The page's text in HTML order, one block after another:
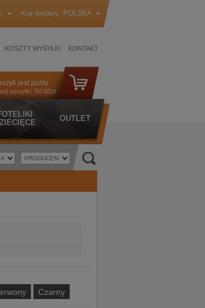
Kraj dostawy: POLSKA
KOSZTY WYSYŁKI KONTAKT
jest pusty
wysyłki: 50.00zł
OUTLET
Czarny